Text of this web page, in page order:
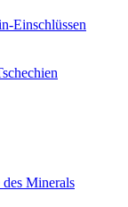
Einschlüssen
Minerals